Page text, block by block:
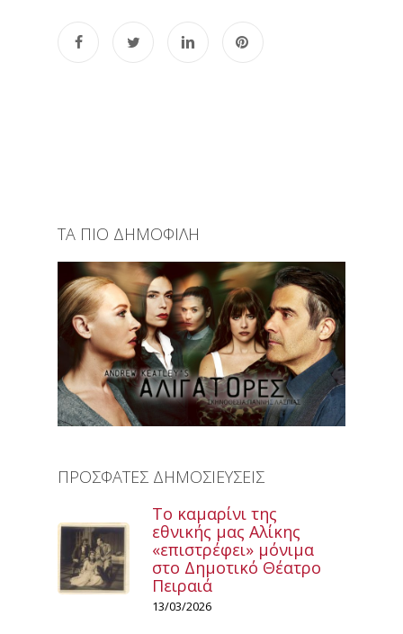
ΤΑ ΠΙΟ ΔΗΜΟΦΙΛΗ
ΠΡΟΣΦΑΤΕΣ ΔΗΜΟΣΙΕΥΣΕΙΣ
Το καμαρίνι της
εθνικής μας Αλίκης
«επιστρέφει» μόνιμα
στο Δημοτικό Θέατρο
Πειραιά
13/03/2026